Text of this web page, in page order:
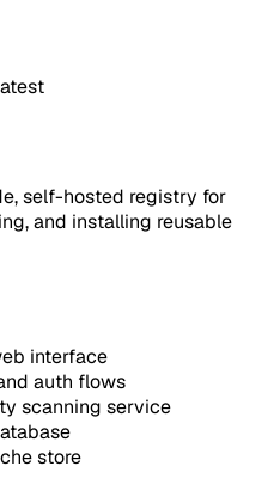
self-hosted registry for
and installing reusable
interface
auth flows
scanning service
store